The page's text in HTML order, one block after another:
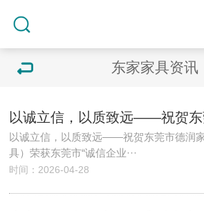
东家家具资讯
以诚立信，以质致远——祝贺东莞市德润
具）荣获东莞市“诚信企业···
时间：2026-04-28